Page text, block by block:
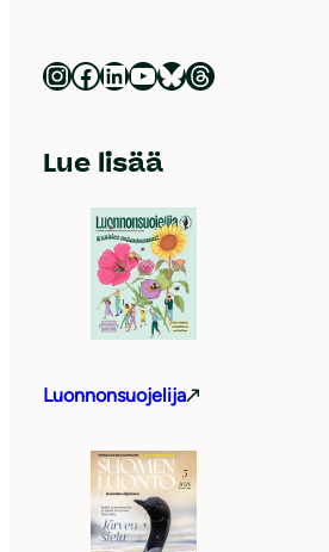
Luonnonsuojeluliitto Instagramissa Luonnonsuojeluliitto Facebookissa Luonnonsuojeluliitto LinkedInissä Luonnonsuojeluliiton YouTube-kanava Luonnonsuojeluliitto Blueskyssa Luonnonsuojeluliitto Threadsissa
Lue lisää
Luonnonsuojelija